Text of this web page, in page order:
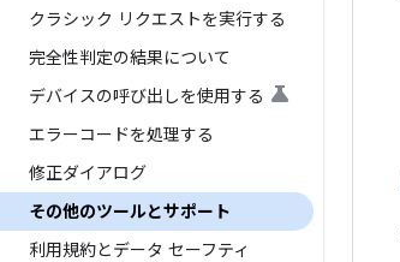
クラシック リクエストを実行する
完全性判定の結果について
デバイスの呼び出しを使用する
エラーコードを処理する
修正ダイアログ
その他のツールとサポート
利用規約とデータ セーフティ